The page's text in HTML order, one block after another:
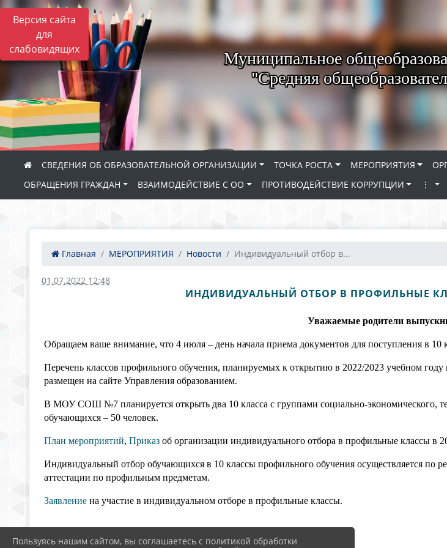
Версия сайта
для
слабовидящих
Муниципальное
"Средняя
СВЕДЕНИЯ ОБ ОБРАЗОВАТЕЛЬНОЙ ОРГАНИЗАЦИИ ТОЧКА РОСТА МЕРОПРИЯТИЯ
ОБРАЩЕНИЯ ГРАЖДАН
ВЗАИМОДЕЙСТВИЕ С ОО ПРОТИВОДЕЙСТВИЕ КОРРУПЦИИ ⋮
Главная МЕРОПРИЯТИЯ Новости Индивидуальный отбор в...
01.07.2022 12:48
ИНДИВИДУАЛЬНЫЙ ОТБОР В ПРОФИЛЬНЫЕ
Уважаемые родители
Обращаем ваше внимание, что 4 июля – день начала приема документов для поступления в 10
Перечень классов профильного обучения, планируемых к открытию в 2022/2023 учебном году
размещен на сайте Управления образованием.
В МОУ СОШ №7 планируется открыть два 10 класса с группами социально-экономического,
обучающихся – 50 человек.
План мероприятий, Приказ об организации индивидуального отбора в профильные классы в
Индивидуальный отбор обучающихся в 10 классы профильного обучения осуществляется по
аттестации по профильным предметам.
Заявление на участие в индивидуальном отборе в профильные классы.
Пользуясь нашим сайтом, вы соглашаетесь с политикой обработки